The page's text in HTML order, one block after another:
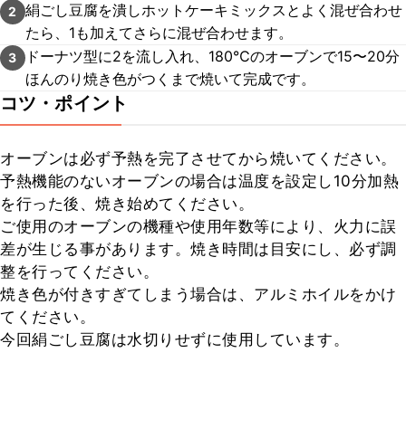
2
絹ごし豆腐を潰しホットケーキミックスとよく混ぜ合わせ
たら、1も加えてさらに混ぜ合わせます。
3
ドーナツ型に2を流し入れ、180℃のオーブンで15〜20分
ほんのり焼き色がつくまで焼いて完成です。
コツ・ポイント
オーブンは必ず予熱を完了させてから焼いてください。
予熱機能のないオーブンの場合は温度を設定し10分加熱
を行った後、焼き始めてください。
ご使用のオーブンの機種や使用年数等により、火力に誤
差が生じる事があります。焼き時間は目安にし、必ず調
整を行ってください。
焼き色が付きすぎてしまう場合は、アルミホイルをかけ
てください。
今回絹ごし豆腐は水切りせずに使用しています。